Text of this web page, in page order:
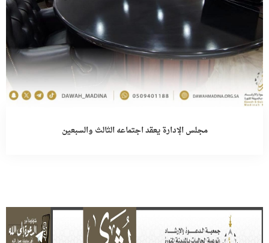
مجلس الإدارة يعقد اجتماعه الثالث والسبعين